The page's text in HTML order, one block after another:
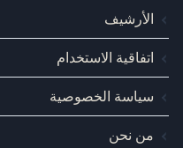
الأرشيف
اتفاقية الاستخدام
سياسة الخصوصية
من نحن